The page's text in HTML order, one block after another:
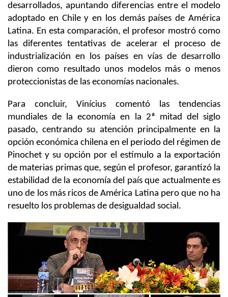
desarrollados, apuntando diferencias entre el modelo
adoptado en Chile y en los demás países de América
Latina. En esta comparación, el profesor mostró como
las diferentes tentativas de acelerar el proceso de
industrialización en los países en vías de desarrollo
dieron como resultado unos modelos más o menos
proteccionistas de las economías nacionales.
Para concluir, Vinícius comentó las tendencias
mundiales de la economía en la 2ª mitad del siglo
pasado, centrando su atención principalmente en la
opción económica chilena en el periodo del régimen de
Pinochet y su opción por el estímulo a la exportación
de materias primas que, según el profesor, garantizó la
estabilidad de la economía del país que actualmente es
uno de los más ricos de América Latina pero que no ha
resuelto los problemas de desigualdad social.